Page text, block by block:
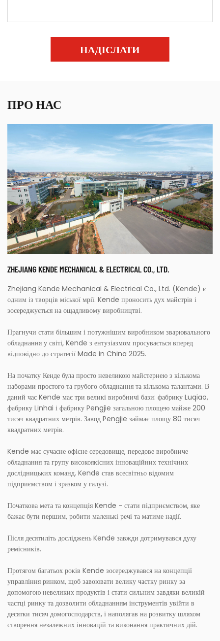
НАДІСЛАТИ
ПРО НАС
ZHEJIANG KENDE MECHANICAL & ELECTRICAL CO., LTD.
Zhejiang Kende Mechanical & Electrical Co., Ltd. (Kende) є
одним із творців міської мрії. Kende проносить дух майстрів і
зосереджується на ощадливому виробництві.
Прагнучи стати більшим і потужнішим виробником зварювального
обладнання у світі, Kende з ентузіазмом просувається вперед
відповідно до стратегії Made in China 2025.
На початку Кенде була просто невеликою майстернею з кількома
наборами простого та грубого обладнання та кількома талантами. В
даний час Kende має три великі виробничі бази: фабрику Luqiao,
фабрику Linhai і фабрику Pengjie загальною площею майже 200
тисяч квадратних метрів. Завод Pengjie займає площу 80 тисяч
квадратних метрів.
Kende має сучасне офісне середовище, передове виробниче
обладнання та групу високоякісних інноваційних технічних
дослідницьких команд. Kende став всесвітньо відомим
підприємством і зразком у галузі.
Початкова мета та концепція Kende - стати підприємством, яке
бажає бути першим, робити маленькі речі та матиме надії.
Після десятиліть досліджень Kende завжди дотримувався духу
ремісників.
Протягом багатьох років Kende зосереджувався на концепції
управління ринком, щоб завоювати велику частку ринку за
допомогою невеликих продуктів і стати сильним завдяки великій
частці ринку та дозволити обладнанням інструментів увійти в
десятки тисяч домогосподарств, і наполягав на розвитку шляхом
створення незалежних інновацій та виконання практичних дій.